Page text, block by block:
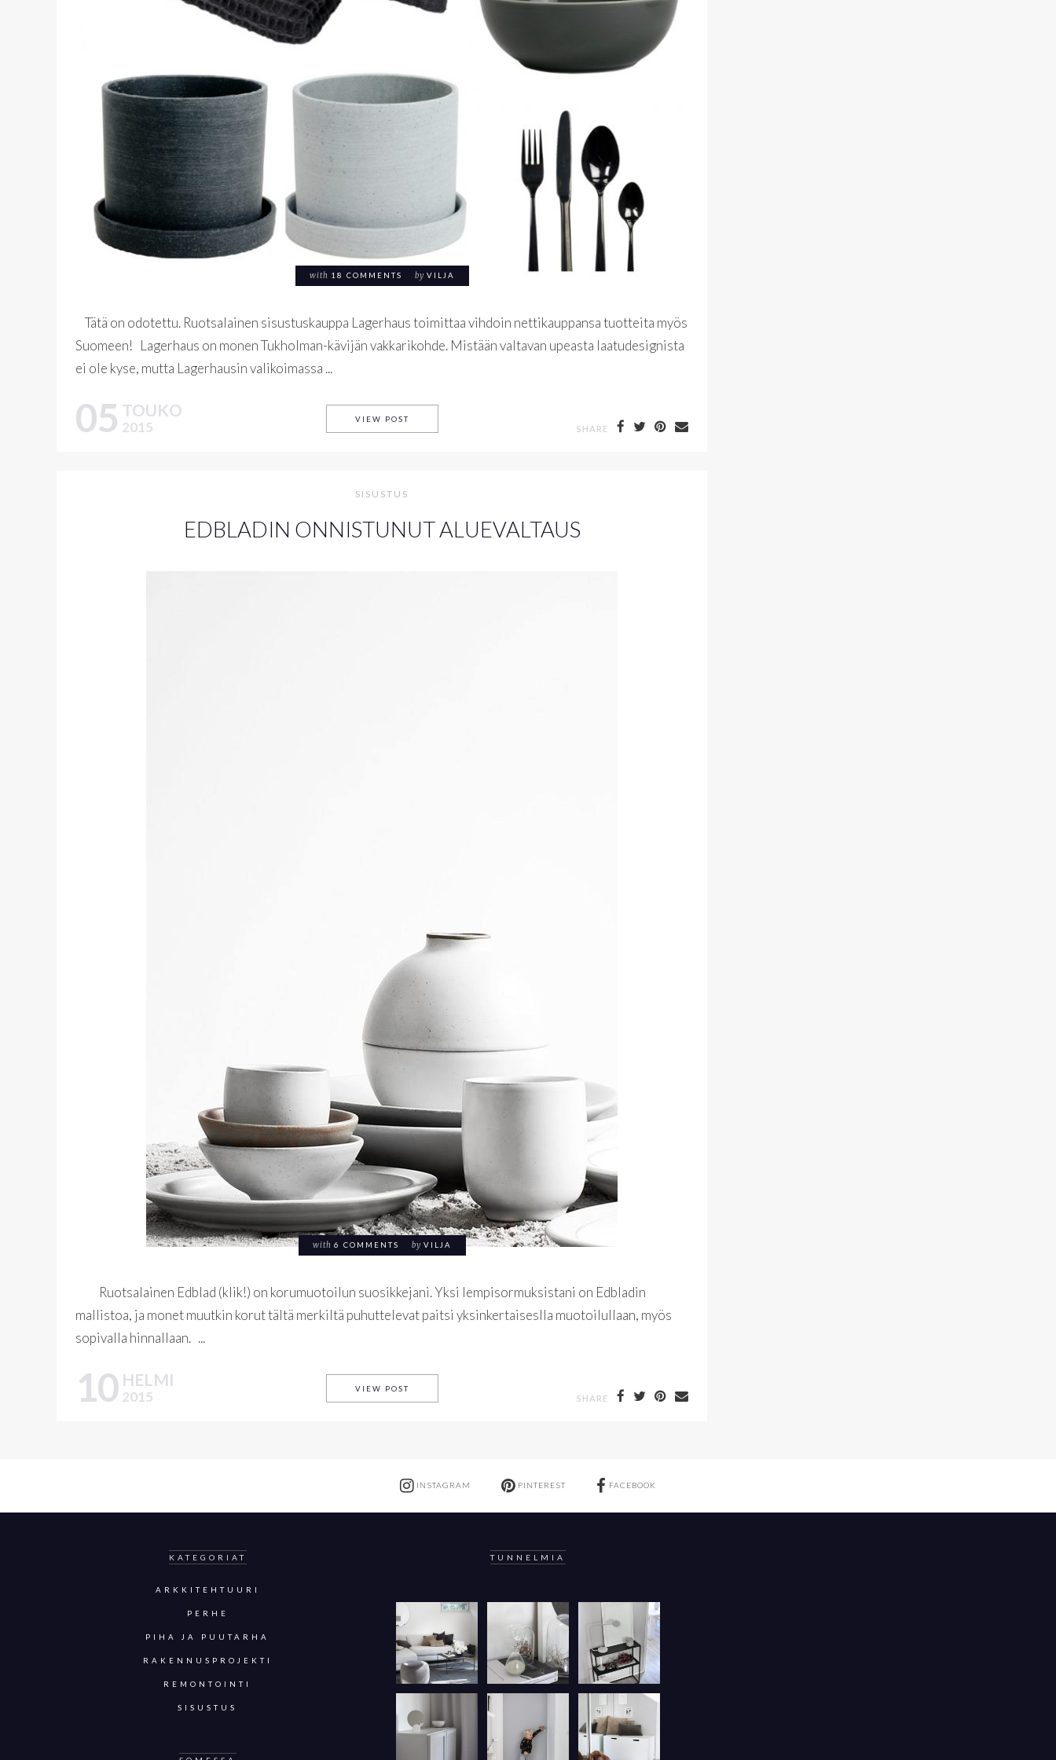
with 18 COMMENTS by VILJA
Tätä on odotettu. Ruotsalainen sisustuskauppa Lagerhaus toimittaa vihdoin nettikauppansa tuotteita myös
Suomeen! Lagerhaus on monen Tukholman-kävijän vakkarikohde. Mistään valtavan upeasta laatudesignista
ei ole kyse, mutta Lagerhausin valikoimassa ...
05 TOUKO
2015 VIEW POSTVIHDOINKIN, LAGERHAUS
SHARE
SISUSTUS
EDBLADIN ONNISTUNUT ALUEVALTAUS
with 6 COMMENTS by VILJA
Ruotsalainen Edblad (klik!) on korumuotoilun suosikkejani. Yksi lempisormuksistani on Edbladin
mallistoa, ja monet muutkin korut tältä merkiltä puhuttelevat paitsi yksinkertaiseslla muotoilullaan, myös
sopivalla hinnallaan. ...
10 HELMI
2015 VIEW POSTEDBLADIN ONNISTUNUT ALUEVALTAUS
SHARE
INSTAGRAM PINTEREST FACEBOOK
KATEGORIAT
ARKKITEHTUURI
PERHE
PIHA JA PUUTARHA
RAKENNUSPROJEKTI
REMONTOINTI
SISUSTUS
TUNNELMIA